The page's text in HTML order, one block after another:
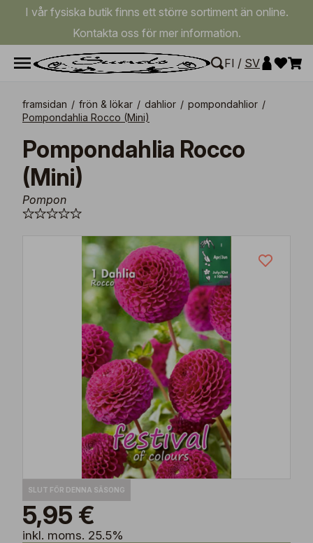
I vår fysiska butik finns ett större sortiment än online.
Kontakta oss för mer information.
FI / SV
framsidan / frön & lökar / dahlior / pompondahlior /
Pompondahlia Rocco (Mini)
Pompondahlia Rocco
(Mini)
Pompon
SLUT FÖR DENNA SÄSONG
5,95 €
inkl. moms. 25.5%